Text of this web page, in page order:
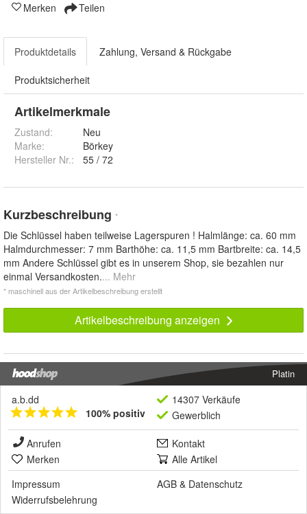
Merken Teilen
Produktdetails Zahlung, Versand & Rückgabe
Produktsicherheit
Artikelmerkmale
Zustand:
Neu
Marke:
Börkey
Hersteller Nr.:
55 / 72
Kurzbeschreibung *
Die Schlüssel haben teilweise Lagerspuren ! Halmlänge: ca. 60 mm
Halmdurchmesser: 7 mm Barthöhe: ca. 11,5 mm Bartbreite: ca. 14,5
mm Andere Schlüssel gibt es in unserem Shop, sie bezahlen nur
einmal Versandkosten.... Mehr
* maschinell aus der Artikelbeschreibung erstellt
Artikelbeschreibung anzeigen
Platin
a.b.dd
100% positiv
14307 Verkäufe
Gewerblich
Anrufen
Kontakt
Merken
Alle Artikel
Impressum
AGB & Datenschutz
Widerrufsbelehrung